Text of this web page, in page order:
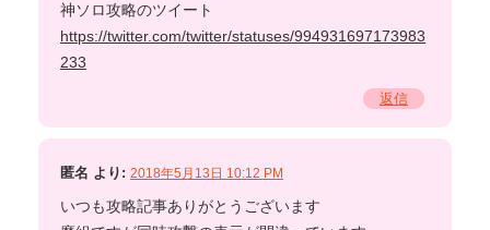
神ソロ攻略のツイート
https://twitter.com/twitter/statuses/994931697173983
233
返信
匿名 より: 2018年5月13日 10:12 PM
いつも攻略記事ありがとうございます